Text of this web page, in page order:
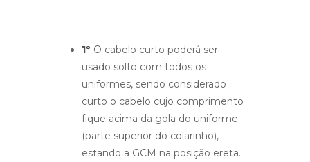
1º O cabelo curto poderá ser
usado solto com todos os
uniformes, sendo considerado
curto o cabelo cujo comprimento
fique acima da gola do uniforme
(parte superior do colarinho),
estando a GCM na posição ereta.